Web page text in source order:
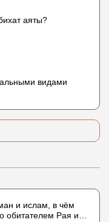
аяты?
видами
и ислам, в чём
обитателем Рая или